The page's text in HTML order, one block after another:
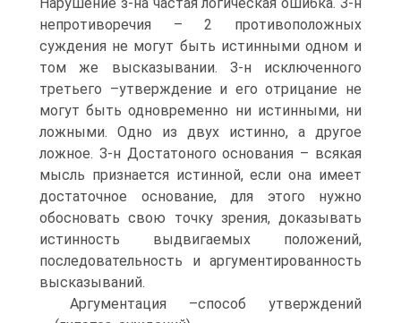
непротиворечия – 2 противоположных
суждения не могут быть истинными одном и
том же высказывании. З-н исключенного
третьего –утверждение и его отрицание не
могут быть одновременно ни истинными, ни
ложными. Одно из двух истинно, а другое
ложное. З-н Достатоного основания – всякая
мысль признается истинной, если она имеет
достаточное основание, для этого нужно
обосновать свою точку зрения, доказывать
истинность выдвигаемых положений,
последовательность и аргументированность
высказываний.
Аргументация –способ утверждений